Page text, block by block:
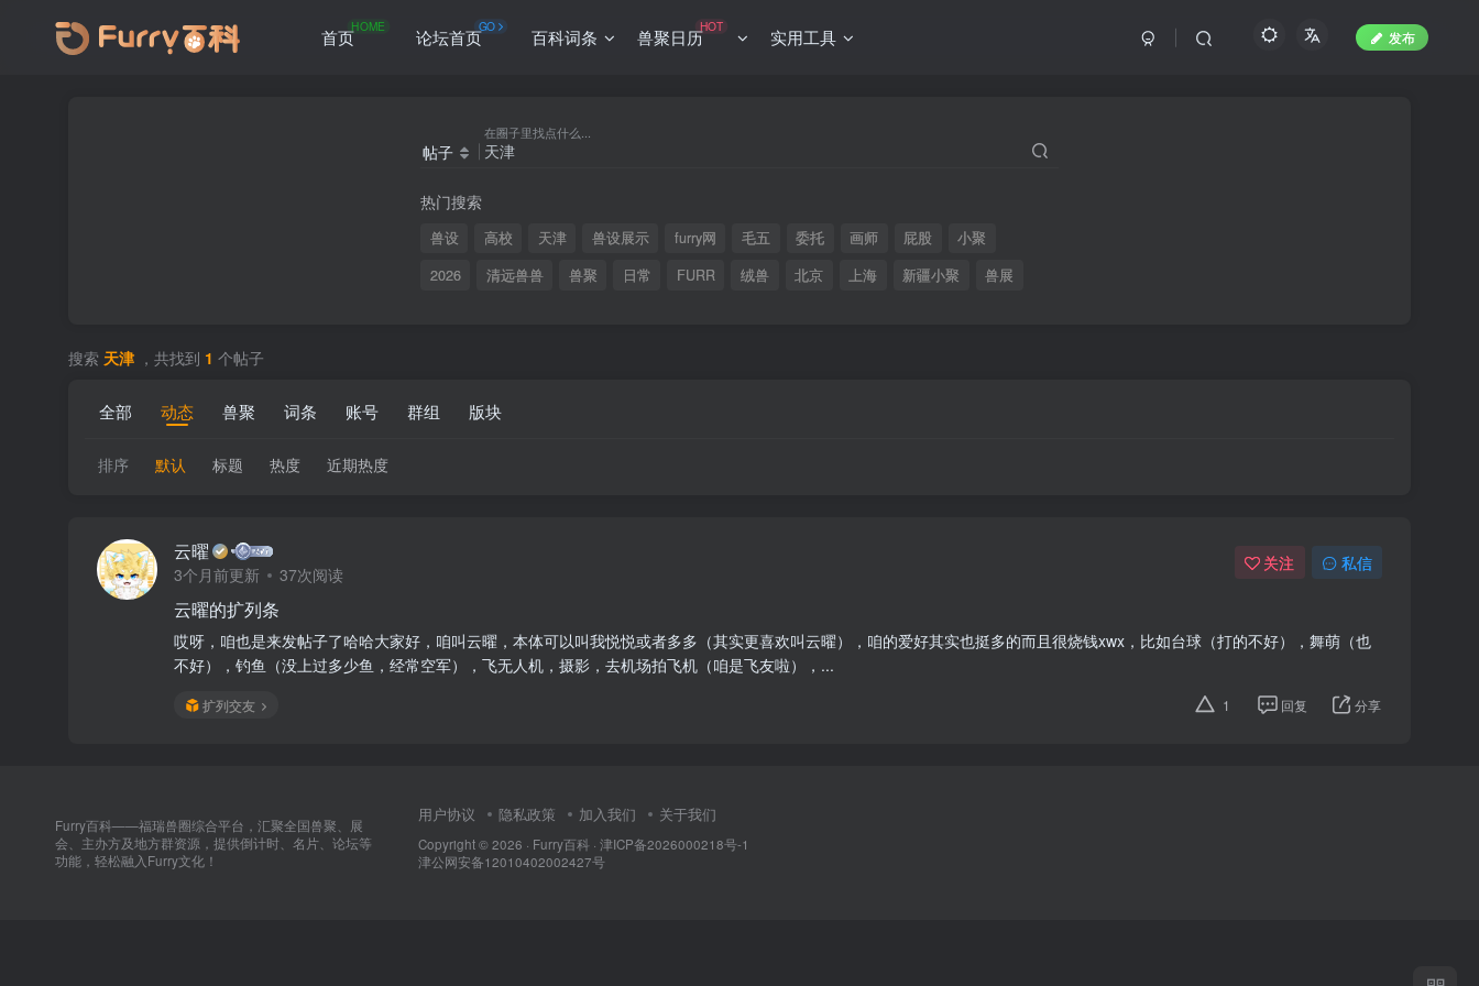
首页HOME 论坛首页GO 百科词条 兽聚日历HOT 实用工具 发布
帖子
在圈子里找点什么...
热门搜索
兽设 高校 天津 兽设展示 furry网 毛五 委托 画师 屁股
小聚
2026
清远兽兽 兽聚 日常 FURR 绒兽 北京 上海 新疆小聚 兽展
搜索 天津 ，共找到 1 个帖子
全部 动态 兽聚 词条 账号 群组 版块
排序 默认 标题 热度 近期热度
云曜
3个月前更新 37次阅读
关注 私信
云曜的扩列条
哎呀，咱也是来发帖子了哈哈大家好，咱叫云曜，本体可以叫我悦悦或者多多（其实更喜欢叫云曜），咱的爱好其实也挺多的而且很烧钱xwx，比如台球（打的不好），舞萌（也
不好），钓鱼（没上过多少鱼，经常空军），飞无人机，摄影，去机场拍飞机（咱是飞友啦），...
扩列交友 1 回复 分享
Furry百科——福瑞兽圈综合平台，汇聚全国兽聚、展
会、主办方及地方群资源，提供倒计时、名片、论坛等
功能，轻松融入Furry文化！
用户协议 隐私政策 加入我们 关于我们
Copyright © 2026 · Furry百科 · 津ICP备2026000218号-1
津公网安备12010402002427号